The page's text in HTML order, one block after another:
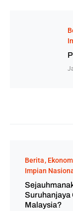
Berita
Impian
Suruhanjaya
Malaysia?